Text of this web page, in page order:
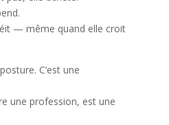
— même quand elle croit
C’est une
une profession, est une